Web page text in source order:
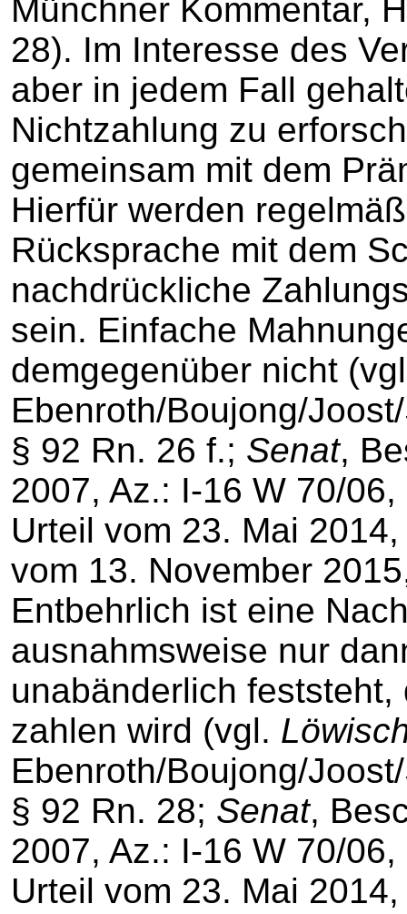
Münchner Kommentar,
28). Im Interesse des
aber in jedem Fall
Nichtzahlung zu
gemeinsam mit dem
Hierfür werden
Rücksprache mit dem
nachdrückliche
sein. Einfache
demgegenüber nicht
Ebenroth/Boujong/
§ 92 Rn. 26 f.; Senat,
2007, Az.: I-16 W 70/
Urteil vom 23. Mai
vom 13. November
Entbehrlich ist eine
ausnahmsweise nur
unabänderlich
zahlen wird (vgl.
Ebenroth/Boujong/
§ 92 Rn. 28; Senat,
2007, Az.: I-16 W 70/
Urteil vom 23. Mai